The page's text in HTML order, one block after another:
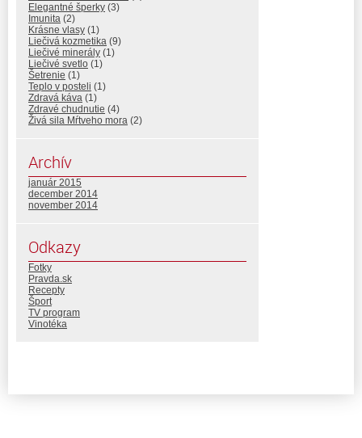
Elegantné šperky (3)
Imunita (2)
Krásne vlasy (1)
Liečivá kozmetika (9)
Liečivé minerály (1)
Liečivé svetlo (1)
Šetrenie (1)
Teplo v posteli (1)
Zdravá káva (1)
Zdravé chudnutie (4)
Živá sila Mŕtveho mora (2)
Archív
január 2015
december 2014
november 2014
Odkazy
Fotky
Pravda.sk
Recepty
Šport
TV program
Vinotéka